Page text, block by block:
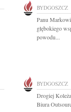
BYDGOSZCZ
Panu
głębokiego
powodu...
BYDGOSZCZ
Drogiej
Biura